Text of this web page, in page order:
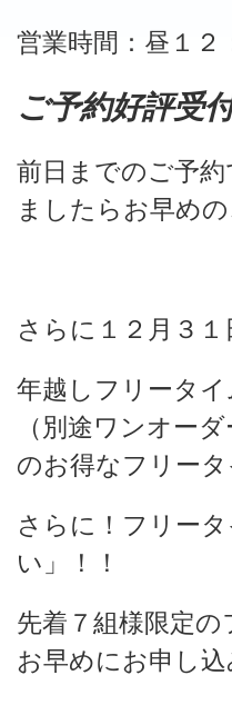
営業時間：昼１
ご予約好評受
前日までのご予
ましたらお早め
さらに１２月３
年越しフリータ
（別途ワンオー
のお得なフリー
さらに！フリー
い」！！
先着７組様限定
お早めにお申し